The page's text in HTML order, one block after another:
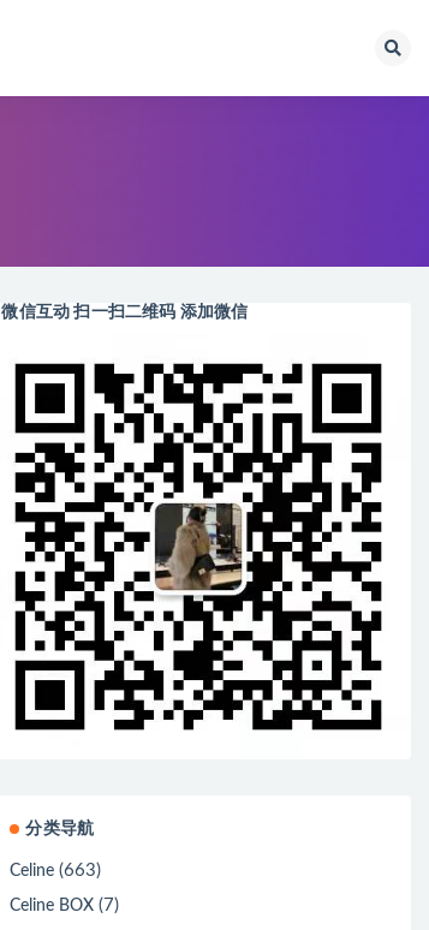
微信互动 扫一扫二维码 添加微信
分类导航
Celine (663)
Celine BOX (7)